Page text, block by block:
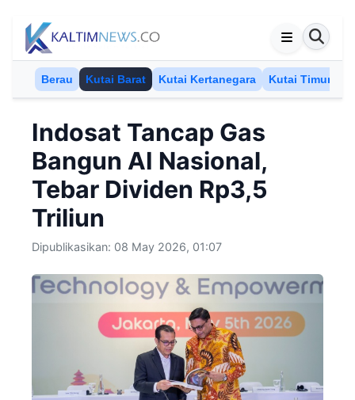
Skip to content
Berau Kutai Barat Kutai Kertanegara Kutai Timur
Indosat Tancap Gas
Bangun AI Nasional,
Tebar Dividen Rp3,5
Triliun
Dipublikasikan: 08 May 2026, 01:07